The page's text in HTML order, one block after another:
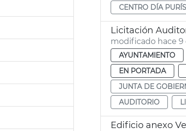
CENTRO DÍA
Licitación
modificado hace 9
AYUNTAMIENTO
EN PORTADA
JUNTA DE
AUDITORIO
Edificio anexo